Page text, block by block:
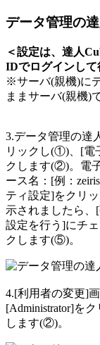
データ管理の
＜設定は、達人
IDでログインして
※サーバ(親機)に
ままサーバ(親機)
3.データ管理の達
リックし(①)、[電
クします(②)。電
ース名：[例：
ティ設定]をクリ
示されましたら
設定を行う]にチ
クします(⑤)。
4.[利用者の変更]
[Administrator]を
します(②)。